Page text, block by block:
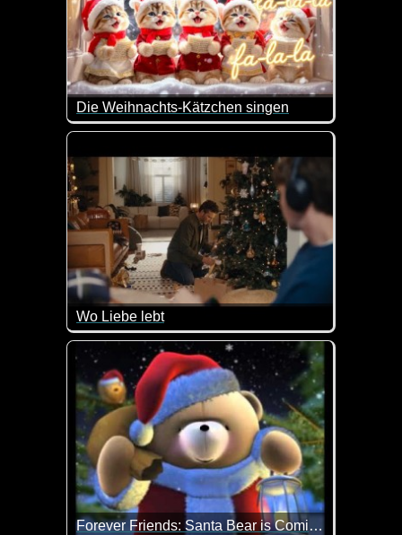
Die Weihnachts-Kätzchen singen
Wenn das nicht super lieb ist.
Wo Liebe lebt
Wenn dir die Worte fehlen, finde das richtige
Wir wissen nicht immer, wie wir unsere Gefühle
Forever Friends: Santa Bear is Coming